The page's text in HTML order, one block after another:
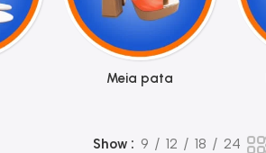
Meia pata
Show 9 12 18 24